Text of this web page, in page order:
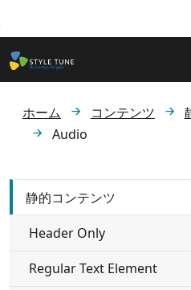
メインコンテンツへ飛ぶ
ホーム コンテンツ
Audio
静的コンテンツ
Header Only
Regular Text Element